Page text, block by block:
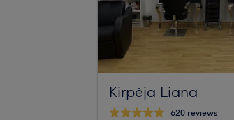
Kirpėja Liana
620 reviews